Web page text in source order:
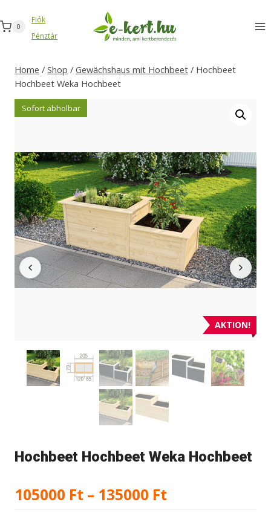
Inhalt
springen
0
Fiók
Pénztár
Home / Shop / Gewächshaus mit Hochbeet / Hochbeet
Hochbeet Weka Hochbeet
AKTION!
Sofort abholbar
Hochbeet Hochbeet Weka Hochbeet
105000 Ft – 135000 Ft